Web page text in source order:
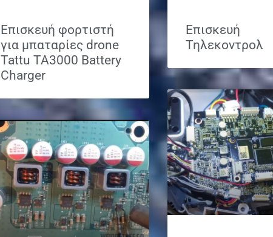
Επισκευή φορτιστή
για μπαταρίες drone
Tattu TA3000 Battery
Charger
Επισκευή
Τηλεκοντρολ